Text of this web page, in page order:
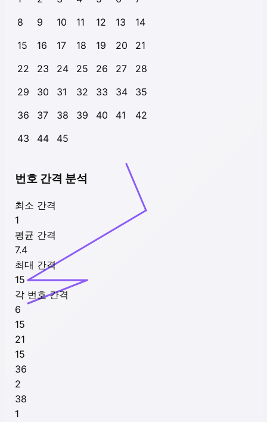
8
9 10 11 12 13
14
15
16 17 18 19 20
21
22
23 24 25 26 27
28
29
30 31 32 33 34
35
36
37 38 39 40 41
42
43
44 45
번호 간격 분석
최소 간격
1
평균 간격
7.4
최대 간격
15
각 번호 간격
6
15
21
15
36
2
38
1